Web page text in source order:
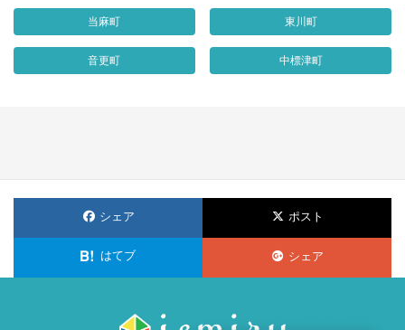
当麻町 東川町
音更町 中標津町
シェア ポスト
はてブ シェア